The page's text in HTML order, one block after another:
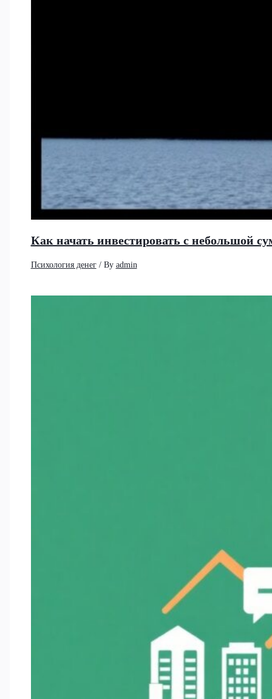
Как начать инвестировать с небольшой
Психология денег/ By admin